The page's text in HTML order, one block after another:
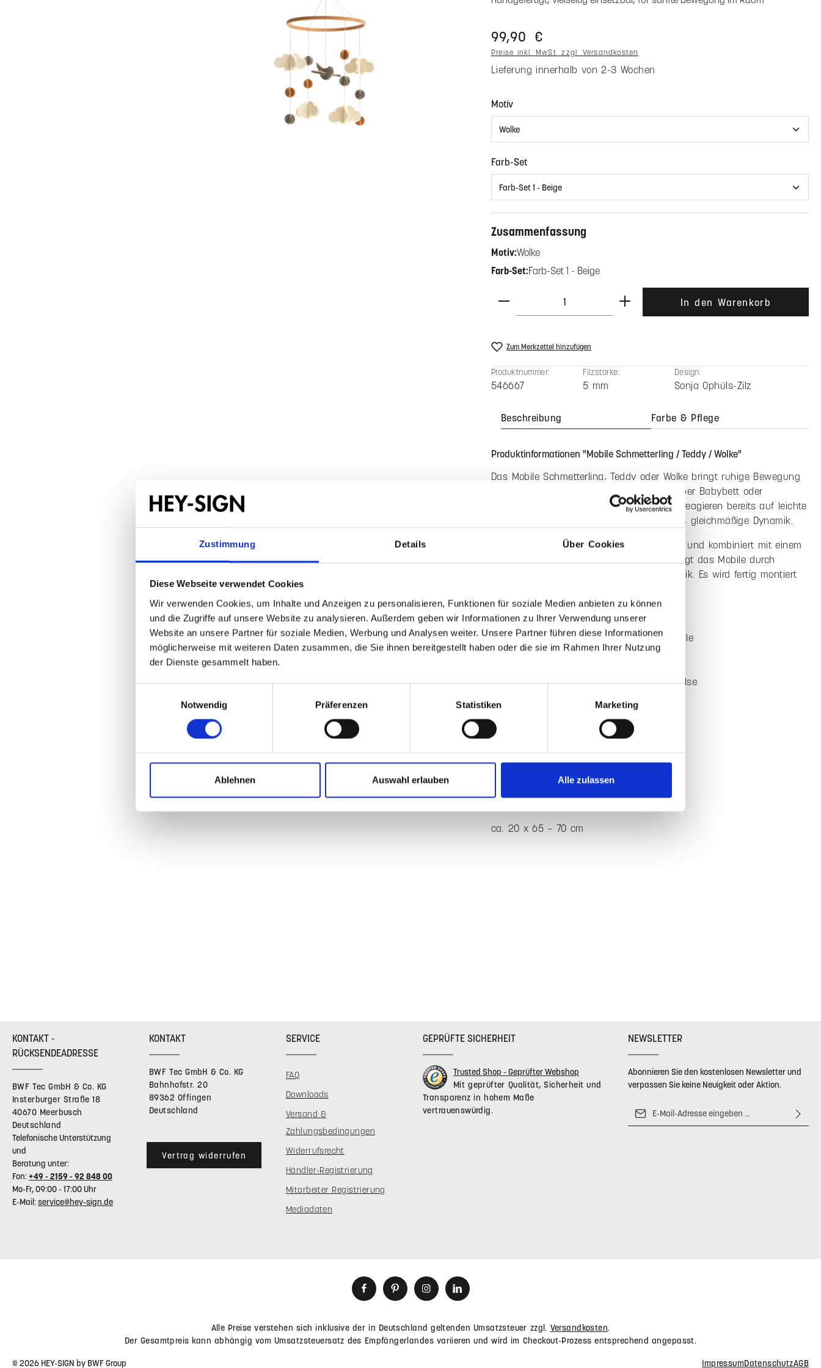
Zustimmung Details Über Cookies
Diese Webseite verwendet Cookies
Wir verwenden Cookies, um Inhalte und Anzeigen zu personalisieren, Funktionen für soziale Medien anbieten zu können
und die Zugriffe auf unsere Website zu analysieren. Außerdem geben wir Informationen zu Ihrer Verwendung unserer
Website an unsere Partner für soziale Medien, Werbung und Analysen weiter. Unsere Partner führen diese Informationen
möglicherweise mit weiteren Daten zusammen, die Sie ihnen bereitgestellt haben oder die sie im Rahmen Ihrer Nutzung
der Dienste gesammelt haben.
Notwendig
Präferenzen Statistiken Marketing
Ablehnen Auswahl erlauben Alle zulassen
99,90 €
Preise inkl. MwSt. zzgl. Versandkosten
Lieferung innerhalb von 2-3 Wochen
Motivauswählen
Farb-Setauswählen
Zusammenfassung
Motiv:Wolke
Farb-Set:Farb-Set 1 - Beige
Produkt Anzahl: Gib den gewünschten Wert ein oder benutze die
In den Warenkorb
Zum Merkzettel hinzufügen
Produktnummer:
546667
Filzstärke:
5 mm
Design:
Sonja Ophüls-Zilz
Beschreibung Farbe & Pflege
Produktinformationen "Mobile Schmetterling / Teddy / Wolke"
Das Mobile Schmetterling, Teddy oder Wolke bringt ruhige Bewegung
in den Raum und setzt visuelle Akzente über Babybett oder
Wickelbereich. Die schwebenden Elemente reagieren bereits auf leichte
Luftbewegungen und schaffen eine sanfte, gleichmäßige Dynamik.
Gefertigt aus Wollfilz aus 100% Schurwolle und kombiniert mit einem
Ring und Kugeln aus Buchenholz, überzeugt das Mobile durch
präzise Verarbeitung und angenehme Haptik. Es wird fertig montiert
Produktvorteile auf einen Blick
Gefertigt aus Wollfilz aus 100% Schurwolle
Ring und Kugeln aus Buchenholz
Sanfte Bewegung durch leichte Luftimpulse
In abgestimmten Farbvarianten erhältlich
Pflegeleicht und langlebig
Ohne Zusatz von Chemie
ca. 20 x 65 – 70 cm
KONTAKT -
RÜCKSENDEADRESSE
BWF Tec GmbH & Co. KG
Insterburger Straße 18
40670 Meerbusch
Deutschland
Telefonische Unterstützung
und
Beratung unter:
Fon:+49 - 2159 - 92 848 00
Mo-Fr, 09:00 - 17:00 Uhr
E-Mail:service@hey-sign.de
KONTAKT
BWF Tec GmbH & Co. KG
Bahnhofstr. 20
89362 Offingen
Deutschland
Vertrag widerrufen
SERVICE
FAQ
Downloads
Versand &
Zahlungsbedingungen
Widerrufsrecht
Händler-Registrierung
Mitarbeiter Registrierung
Mediadaten
GEPRÜFTE SICHERHEIT
Trusted Shop - Geprüfter Webshop
Mit geprüfter Qualität, Sicherheit und
Transparenz in hohem Maße
vertrauenswürdig.
NEWSLETTER
Abonnieren Sie den kostenlosen Newsletter und
verpassen Sie keine Neuigkeit oder Aktion.
E-Mail-Adresse*
Alle Preise verstehen sich inklusive der in Deutschland geltenden Umsatzsteuer zzgl. Versandkosten.
Der Gesamtpreis kann abhängig vom Umsatzsteuersatz des Empfängerlandes variieren und wird im Checkout-Prozess entsprechend angepasst.
© 2026 HEY-SIGN by BWF Group ImpressumDatenschutzAGB